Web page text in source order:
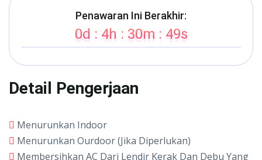
Penawaran Ini Berakhir:
0d : 4h : 30m : 49s
Detail Pengerjaan
Menurunkan Indoor
Menurunkan Ourdoor (Jika Diperlukan)
Membersihkan AC Dari Lendir Kerak Dan Debu Yang